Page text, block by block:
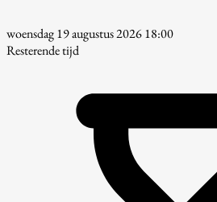
woensdag 19 augustus 2026 18:00
Resterende tijd